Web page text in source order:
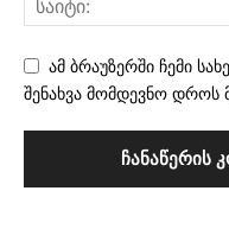
ამ ბრაუზერში ჩემი
შენახვა მომდევნო დროს